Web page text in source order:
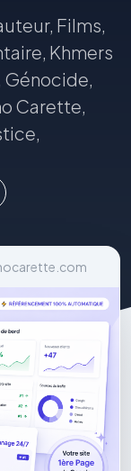
Films,
Khmers
Génocide,
Carette,